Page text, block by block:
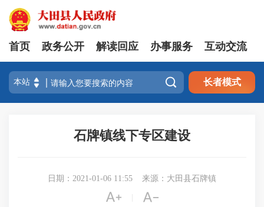
首页 政务公开 解读回应 办事服务 互动交流
 长者模式
石牌镇线下专区建设
日期：2021-01-06 11:55 来源：大田县石牌镇
 